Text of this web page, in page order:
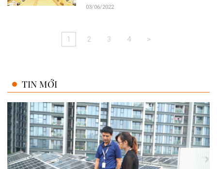
03/06/2022
1 2 3 4 >
TIN MỚI